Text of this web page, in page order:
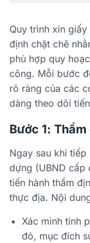
Quy trình xin
định chặt chẽ
phù hợp quy
công. Mỗi bước
rõ ràng của các
dàng theo dõi
Bước 1:
Ngay sau khi
dựng (UBND cấp
tiến hành thẩm
thực địa. Nội
Xác minh tính
đỏ, mục đích